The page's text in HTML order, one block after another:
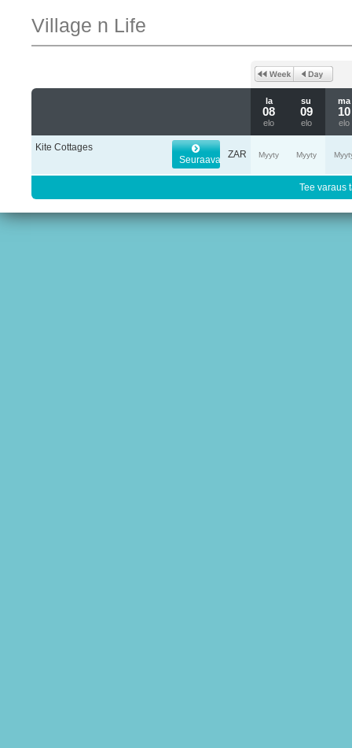
Village n Life
la
08
elo
su
09
elo
ma
10
elo
Kite Cottages
Seuraava
ZAR Myyty Myyty
Tee varaus